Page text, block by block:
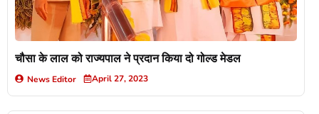
चौसा के लाल को राज्यपाल ने प्रदान किया दो गोल्ड मेडल
News Editor April 27, 2023